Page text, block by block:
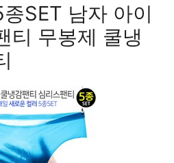
SET 남자 아이
티 무봉제 쿨냉